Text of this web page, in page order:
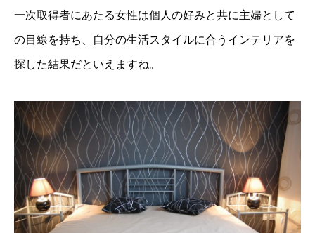
一次取得者にあたる女性は個人の好みと共に主婦として
の目線を持ち、自分の生活スタイルに合うインテリアを
探した結果だといえますね。